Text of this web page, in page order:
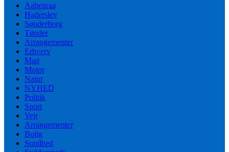
Aabenraa
Haderslev
Sønderborg
Tønder
Arrangementer
Erhverv
Mad
Motor
Natur
NYHED
Politik
Sport
Vejr
Arrangementer
Bolig
Sundhed